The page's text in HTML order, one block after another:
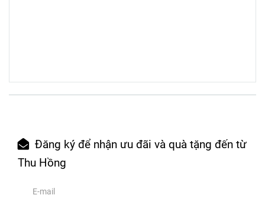
Đăng ký để nhận ưu đãi và quà tặng đến từ
Thu Hồng